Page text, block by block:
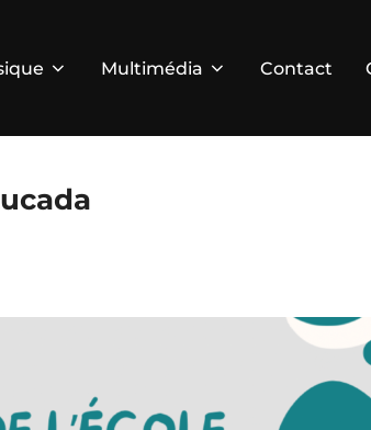
Multimédia Contact